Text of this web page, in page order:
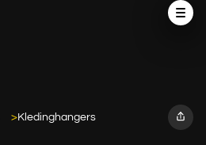
Kledinghangers